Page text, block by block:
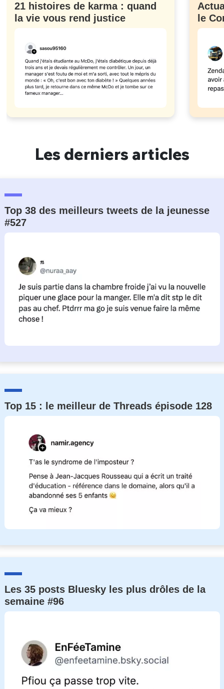
21 histoires de karma : quand
la vie vous rend justice
le
Les derniers articles
Top 38 des meilleurs tweets de la jeunesse
#527
Top 15 : le meilleur de Threads épisode 128
Les 35 posts Bluesky les plus drôles de la
semaine #96